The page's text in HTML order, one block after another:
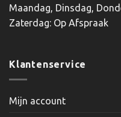
Maandag, Dinsdag,
Zaterdag: Op Afspraak
Klantenservice
Mijn account